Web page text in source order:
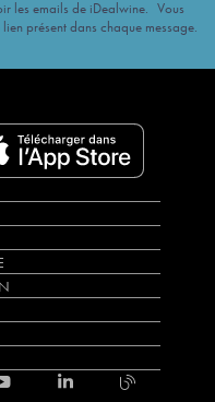
les emails de iDealwine. Vous
présent dans chaque message.